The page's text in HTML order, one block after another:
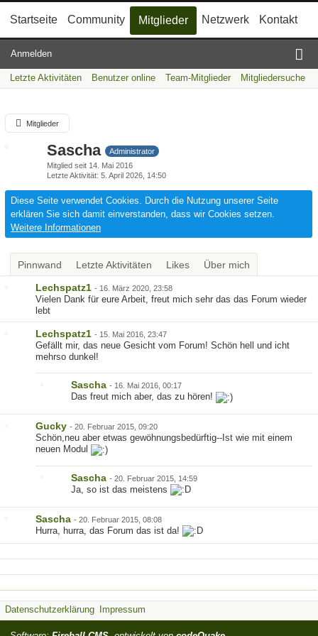
Startseite Community Mitglieder Netzwerk Kontakt
Anmelden
Letzte Aktivitäten Benutzer online Team-Mitglieder Mitgliedersuche
Mitglieder
Sascha
Administrator
Mitglied seit 14. Mai 2016
Letzte Aktivität 5. April 2026, 14:50
Diese Seite verwendet Cookies. Durch die Nutzung unserer Seite
erklären Sie sich damit einverstanden, dass wir Cookies setzen.
Weitere Informationen
Pinnwand Letzte Aktivitäten Likes
Über mich
Lechspatz1 - 16. März 2020, 23:58
Vielen Dank für eure Arbeit, freut mich sehr das das Forum wieder
lebt
Lechspatz1 - 15. Mai 2016, 23:47
Gefällt mir, das neue Gesicht vom Forum! Schön hell und icht
mehrso dunkel!
Sascha - 16. Mai 2016, 00:17
Das freut mich aber, das zu hören!
Gucky - 20. Februar 2015, 09:20
Schön,neu aber etwas gewöhnungsbedürftig--Ist wie mit einem
neuen Modul
Sascha - 20. Februar 2015, 14:59
Ja, so ist das meistens
Sascha - 20. Februar 2015, 08:08
Hurra, hurra, das Forum das ist da!
Datenschutzerklärung Impressum